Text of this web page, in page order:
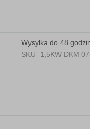
Wysyłka do 48
SKU
1,5KW DKM